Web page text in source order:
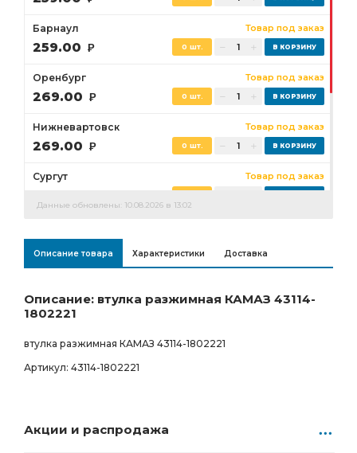
Барнаул Товар под заказ
259.00 Р 0 шт.
Оренбург Товар под заказ
269.00 Р 0 шт.
Нижневартовск Товар под заказ
269.00 Р 0 шт.
Сургут Товар под заказ
259.00 Р
Данные обновлены: 10.08.2026 в 13:02
Описание товара Характеристики Доставка
Описание: втулка разжимная КАМАЗ 43114-
1802221
втулка разжимная КАМАЗ 43114-1802221
Артикул: 43114-1802221
Акции и распродажа